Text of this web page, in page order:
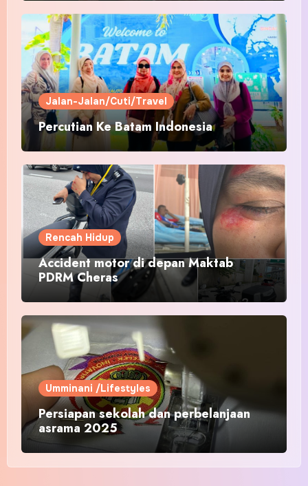
Jalan-Jalan/Cuti/Travel
Percutian Ke Batam Indonesia
Rencah Hidup
Accident motor di depan Maktab
PDRM Cheras
Umminani /Lifestyles
Persiapan sekolah dan perbelanjaan
asrama 2025